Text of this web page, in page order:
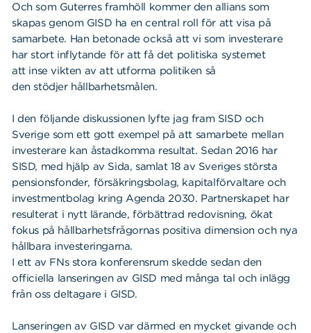
Och som Guterres framhöll kommer den allians som
skapas genom GISD ha en central roll för att visa på
samarbete. Han betonade också att vi som investerare
har stort inflytande för att få det politiska systemet
att inse vikten av att utforma politiken så
den stödjer hållbarhetsmålen.
I den följande diskussionen lyfte jag fram SISD och
Sverige som ett gott exempel på att samarbete mellan
investerare kan åstadkomma resultat. Sedan 2016 har
SISD, med hjälp av Sida, samlat 18 av Sveriges största
pensionsfonder, försäkringsbolag, kapitalförvaltare och
investmentbolag kring Agenda 2030. Partnerskapet har
resulterat i nytt lärande, förbättrad redovisning, ökat
fokus på hållbarhetsfrågornas positiva dimension och nya
hållbara investeringarna.
I ett av FNs stora konferensrum skedde sedan den
officiella lanseringen av GISD med många tal och inlägg
från oss deltagare i GISD.
Lanseringen av GISD var därmed en mycket givande och